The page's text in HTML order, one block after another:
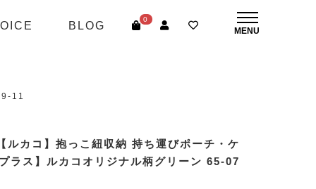
BLOG
0
11
ルカコ】抱っこ紐収納 持ち運びポーチ・ケ
ラス】ルカコオリジナル柄グリーン 65-07